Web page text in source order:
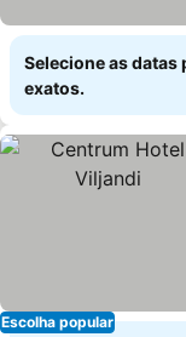
Selecione as datas
exatos.
Escolha popular